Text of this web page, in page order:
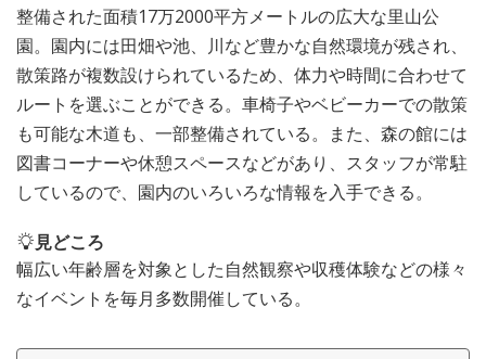
整備された面積17万2000平方メートルの広大な里山公
園。園内には田畑や池、川など豊かな自然環境が残され、
散策路が複数設けられているため、体力や時間に合わせて
ルートを選ぶことができる。車椅子やベビーカーでの散策
も可能な木道も、一部整備されている。また、森の館には
図書コーナーや休憩スペースなどがあり、スタッフが常駐
しているので、園内のいろいろな情報を入手できる。
見どころ
幅広い年齢層を対象とした自然観察や収穫体験などの様々
なイベントを毎月多数開催している。